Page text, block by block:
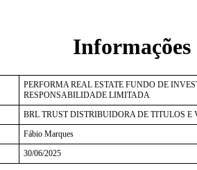
Informações
PERFORMA REAL ESTATE FUNDO DE
RESPONSABILIDADE LIMITADA
BRL TRUST DISTRIBUIDORA DE TITULOS E
Fábio Marques
30/06/2025